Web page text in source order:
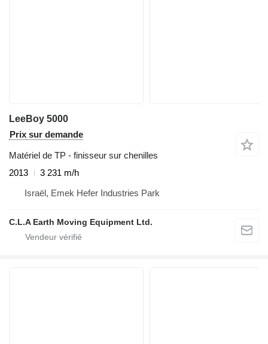
LeeBoy 5000
Prix sur demande
Matériel de TP - finisseur sur chenilles
2013
3 231 m/h
Israël, Emek Hefer Industries Park
C.L.A Earth Moving Equipment Ltd.